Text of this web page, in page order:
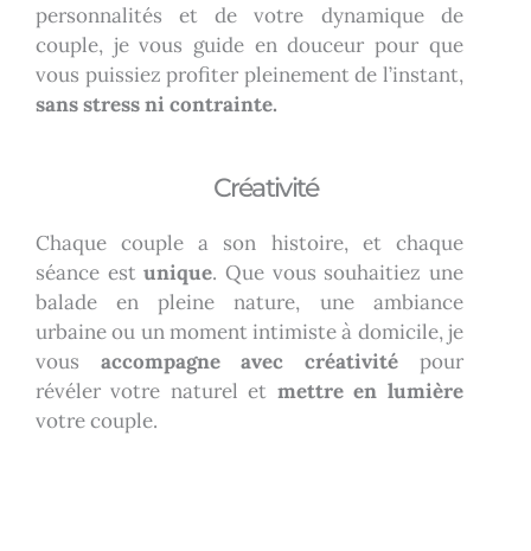
personnalités et de votre dynamique de
couple, je vous guide en douceur pour que
vous puissiez profiter pleinement de l’instant,
sans stress ni contrainte.
Créativité
Chaque couple a son histoire, et chaque
séance estunique. Que vous souhaitiez une
balade en pleine nature, une ambiance
urbaine ou un moment intimiste à domicile, je
vous accompagne avec créativité pour
révéler votre naturel et mettre en lumière
votre couple.